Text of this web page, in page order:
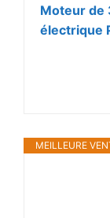
Moteur de
électrique
MEILLEURE